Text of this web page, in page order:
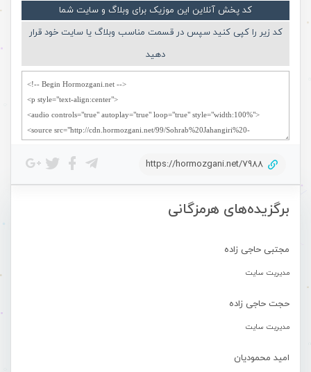
برگزیده‌های هرمزگانی
مجتبی حاجی زاده
مدیریت سایت
حجت حاجی زاده
مدیریت سایت
امید محمودیان
کد پخش آنلاین این موزیک برای وبلاگ و سایت شما
کد زیر را کپی کنید سپس در قسمت مناسب وبلاگ یا سایت خود قرار
دهید
https://hormozgani.net/7988